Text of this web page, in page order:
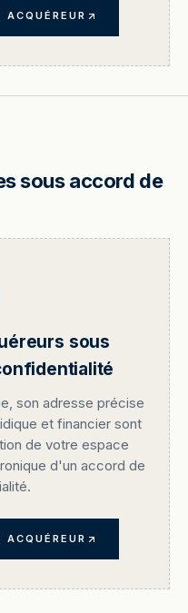
ACQUÉREUR
sous accord de
sous
son adresse précise
et financier sont
de votre espace
d'un accord de
ACQUÉREUR